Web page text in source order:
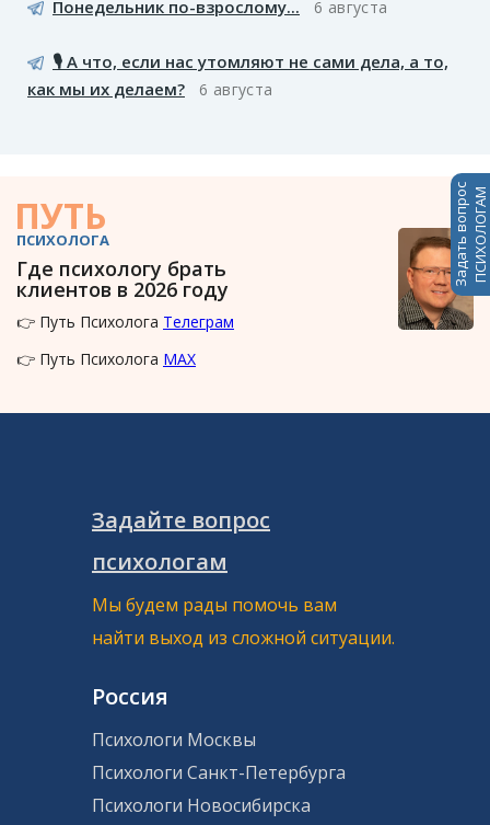
Понедельник по-взрослому... 6 августа
🎙️ А что, если нас утомляют не сами дела, а то,
как мы их делаем?
6 августа
ПУТЬ
ПСИХОЛОГА
Где психологу брать
клиентов в 2026 году
👉 Путь Психолога Телеграм
👉 Путь Психолога MAX
Задать вопросПСИХОЛОГАМ
Задайте вопрос
психологам
Мы будем рады помочь вам
найти выход из сложной ситуации.
Россия
Психологи Москвы
Психологи Санкт-Петербурга
Психологи Новосибирска